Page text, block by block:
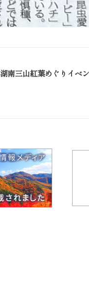
湖南三山紅葉めぐりイベ